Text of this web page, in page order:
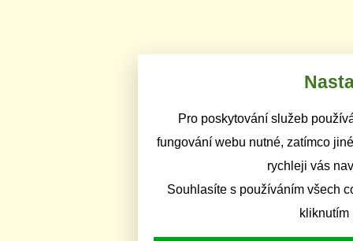
Pro poskytování služeb
fungování webu nutné, zatímco
rychleji vás
Souhlasíte s používáním všech
kliknutím